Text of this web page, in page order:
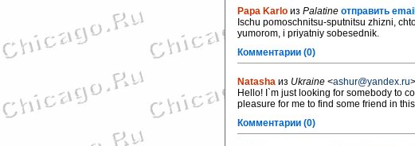
Papa Karlo из Palatine отправить email
Ischu pomoschnitsu-sputnitsu zhizni,
yumorom, i priyatniy sobesednik.
Комментарии (0)
Natasha из Ukraine <ashur@yandex.ru>
Hello! I`m just looking for somebody to
pleasure for me to find some friend in
Комментарии (0)